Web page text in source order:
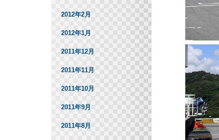
2012年2月
2012年1月
2011年12月
2011年11月
2011年10月
2011年9月
2011年8月